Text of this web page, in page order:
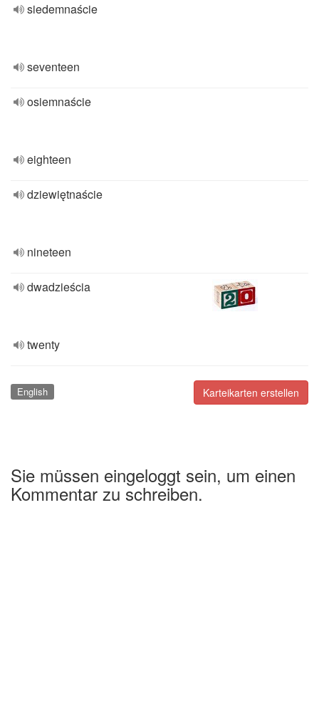
siedemnaście
seventeen
osiemnaście
eighteen
dziewiętnaście
nineteen
dwadzieścia
twenty
Karteikarten erstellen
English
Sie müssen eingeloggt sein, um einen
Kommentar zu schreiben.